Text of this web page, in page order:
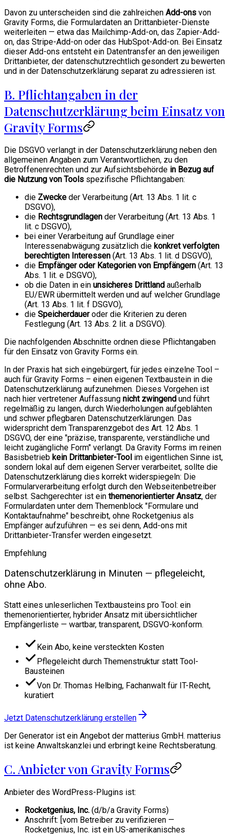
Davon zu unterscheiden sind die zahlreichen Add-ons von
Gravity Forms, die Formulardaten an Drittanbieter-Dienste
weiterleiten — etwa das Mailchimp-Add-on, das Zapier-Add-
on, das Stripe-Add-on oder das HubSpot-Add-on. Bei Einsatz
dieser Add-ons entsteht ein Datentransfer an den jeweiligen
Drittanbieter, der datenschutzrechtlich gesondert zu bewerten
und in der Datenschutzerklärung separat zu adressieren ist.
B. Pflichtangaben in der
Datenschutzerklärung beim Einsatz von
Gravity Forms
Die DSGVO verlangt in der Datenschutzerklärung neben den
allgemeinen Angaben zum Verantwortlichen, zu den
Betroffenenrechten und zur Aufsichtsbehörde in Bezug auf
die Nutzung von Tools spezifische Pflichtangaben:
die Zwecke der Verarbeitung (Art. 13 Abs. 1 lit. c
DSGVO),
die Rechtsgrundlagen der Verarbeitung (Art. 13 Abs. 1
lit. c DSGVO),
bei einer Verarbeitung auf Grundlage einer
Interessenabwägung zusätzlich die konkret verfolgten
berechtigten Interessen (Art. 13 Abs. 1 lit. d DSGVO),
die Empfänger oder Kategorien von Empfängern (Art. 13
Abs. 1 lit. e DSGVO),
ob die Daten in ein unsicheres Drittland außerhalb
EU/EWR übermittelt werden und auf welcher Grundlage
(Art. 13 Abs. 1 lit. f DSGVO),
die Speicherdaueroder die Kriterien zu deren
Festlegung (Art. 13 Abs. 2 lit. a DSGVO).
Die nachfolgenden Abschnitte ordnen diese Pflichtangaben
für den Einsatz von Gravity Forms ein.
In der Praxis hat sich eingebürgert, für jedes einzelne Tool –
auch für Gravity Forms – einen eigenen Textbaustein in die
Datenschutzerklärung aufzunehmen. Dieses Vorgehen ist
nach hier vertretener Auffassung nicht zwingend und führt
regelmäßig zu langen, durch Wiederholungen aufgeblähten
und schwer pflegbaren Datenschutzerklärungen. Das
widerspricht dem Transparenzgebot des Art. 12 Abs. 1
DSGVO, der eine "präzise, transparente, verständliche und
leicht zugängliche Form" verlangt. Da Gravity Forms im reinen
Basisbetrieb kein Drittanbieter-Tool im eigentlichen Sinne ist,
sondern lokal auf dem eigenen Server verarbeitet, sollte die
Datenschutzerklärung dies korrekt widerspiegeln: Die
Formularverarbeitung erfolgt durch den Webseitenbetreiber
selbst. Sachgerechter ist ein themenorientierter Ansatz, der
Formulardaten unter dem Themenblock "Formulare und
Kontaktaufnahme" beschreibt, ohne Rocketgenius als
Empfänger aufzuführen — es sei denn, Add-ons mit
Drittanbieter-Transfer werden eingesetzt.
Empfehlung
Datenschutzerklärung in Minuten — pflegeleicht,
ohne Abo.
Statt eines unleserlichen Textbausteins pro Tool: ein
themenorientierter, hybrider Ansatz mit übersichtlicher
Empfängerliste — wartbar, transparent, DSGVO-konform.
Kein Abo, keine versteckten Kosten
Pflegeleicht durch Themenstruktur statt Tool-
Bausteinen
Von Dr. Thomas Helbing, Fachanwalt für IT-Recht,
kuratiert
Jetzt Datenschutzerklärung erstellen
Der Generator ist ein Angebot der matterius GmbH. matterius
ist keine Anwaltskanzlei und erbringt keine Rechtsberatung.
C. Anbieter von Gravity Forms
Anbieter des WordPress-Plugins ist:
Rocketgenius, Inc. (d/b/a Gravity Forms)
Anschrift: [vom Betreiber zu verifizieren —
Rocketgenius, Inc. ist ein US-amerikanisches